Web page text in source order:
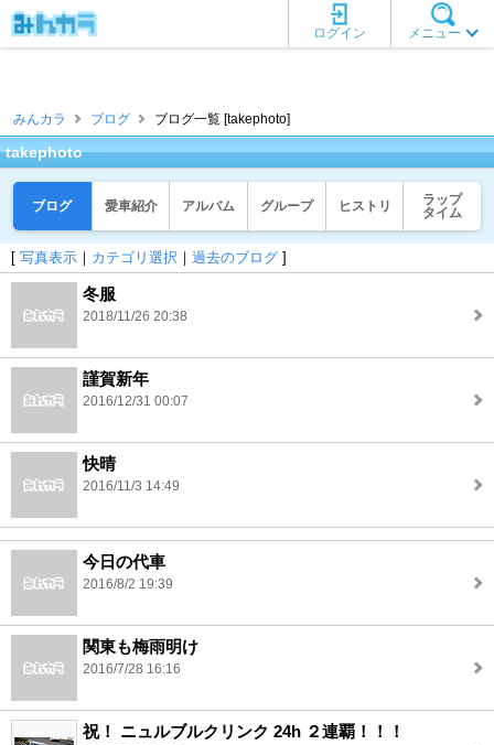
メニュー
ログイン
みんカラ ブログ ブログ一覧 [takephoto]
takephoto
ブログ 愛車紹介 アルバム グループ ヒストリ
ラップ
タイム
[ 写真表示 ｜ カテゴリ選択 ｜ 過去のブログ ]
冬服
2018/11/26 20:38
謹賀新年
2016/12/31 00:07
快晴
2016/11/3 14:49
今日の代車
2016/8/2 19:39
関東も梅雨明け
2016/7/28 16:16
祝！ ニュルブルクリンク 24h ２連覇！！！